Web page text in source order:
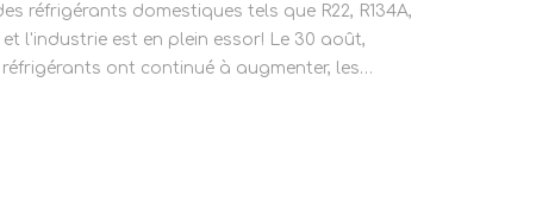
réfrigérants domestiques tels que R22, R134A,
et l'industrie est en plein essor! Le 30 août,
ont continué à augmenter, les